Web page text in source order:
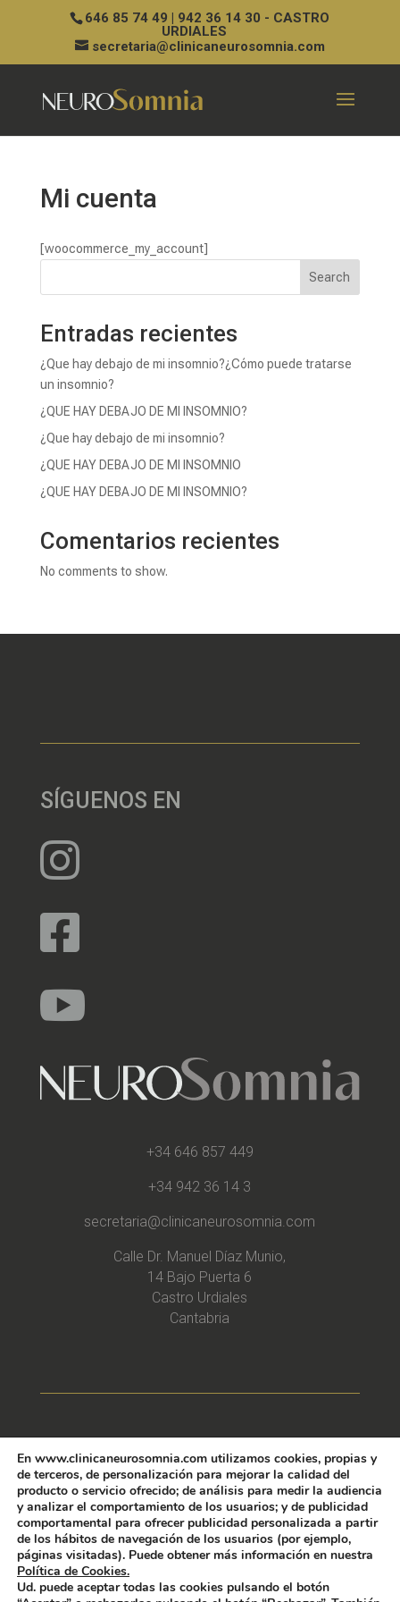
646 85 74 49 | 942 36 14 30 - CASTRO
URDIALES
secretaria@clinicaneurosomnia.com
Mi cuenta
[woocommerce_my_account]
Search
Entradas recientes
¿Que hay debajo de mi insomnio?¿Cómo puede tratarse
un insomnio?
¿QUE HAY DEBAJO DE MI INSOMNIO?
¿Que hay debajo de mi insomnio?
¿QUE HAY DEBAJO DE MI INSOMNIO
¿QUE HAY DEBAJO DE MI INSOMNIO?
Comentarios recientes
No comments to show.
SÍGUENOS EN



+34 646 857 449
+34 942 36 14 3
secretaria@clinicaneurosomnia.com
Calle Dr. Manuel Díaz Munio,
14 Bajo Puerta 6
Castro Urdiales
Cantabria
» Política de Privacidad
» Aviso Legal
» Condiciones Generales de Uso
» Política de Cookies
En www.clinicaneurosomnia.com utilizamos cookies, propias y
de terceros, de personalización para mejorar la calidad del
producto o servicio ofrecido; de análisis para medir la audiencia
y analizar el comportamiento de los usuarios; y de publicidad
comportamental para ofrecer publicidad personalizada a partir
de los hábitos de navegación de los usuarios (por ejemplo,
páginas visitadas). Puede obtener más información en nuestra
Política de Cookies.
Ud. puede aceptar todas las cookies pulsando el botón